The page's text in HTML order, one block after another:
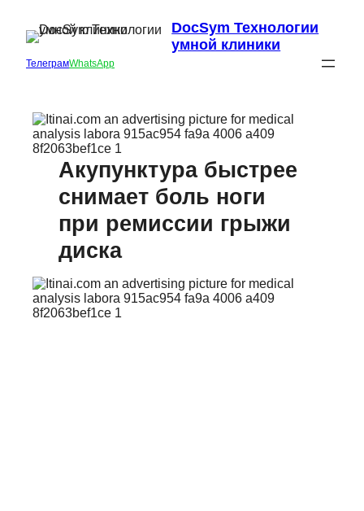
DocSym Технологии
умной клиники
ТелеграмWhatsApp
Акупунктура быстрее
снимает боль ноги
при ремиссии грыжи
диска